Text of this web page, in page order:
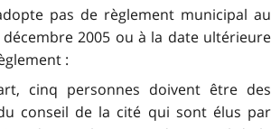
pas de règlement municipal au
2005 ou à la date ultérieure
:
cinq personnes doivent être des
conseil de la cité qui sont élus par